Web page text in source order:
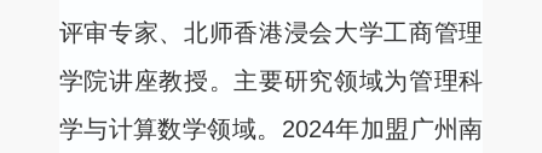
评审专家、北师香港浸会大学工商管理
学院讲座教授。主要研究领域为管理科
学与计算数学领域。 2024年加盟广州南